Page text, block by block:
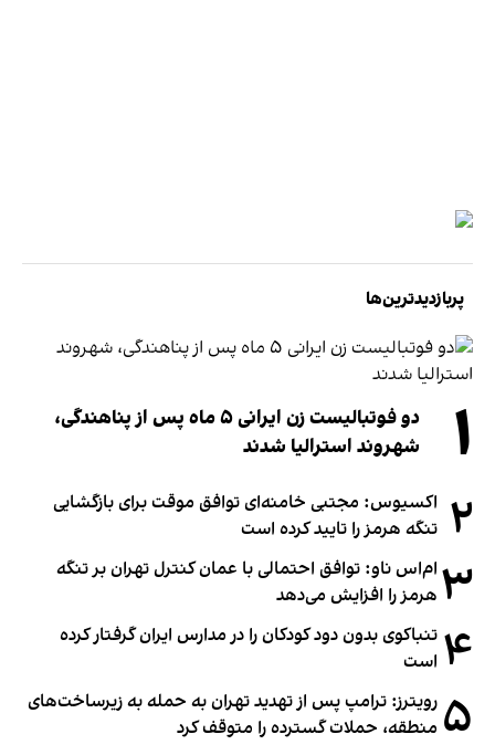
پربازدیدترین‌ها
۱
دو فوتبالیست زن ایرانی ۵ ماه پس از پناهندگی،
شهروند استرالیا شدند
۲ اکسیوس: مجتبی خامنه‌ای توافق موقت برای بازگشایی
تنگه هرمز را تایید کرده است
۳ ام‌اس ناو: توافق احتمالی با عمان کنترل تهران بر تنگه
هرمز را افزایش می‌دهد
۴ تنباکوی بدون دود کودکان را در مدارس ایران گرفتار کرده
است
۵ رویترز: ترامپ پس از تهدید تهران به حمله به زیرساخت‌های
منطقه، حملات گسترده را متوقف کرد